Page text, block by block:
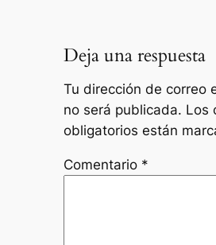
Deja una respuesta
Tu dirección de correo
no será publicada. Los
obligatorios están
Comentario *